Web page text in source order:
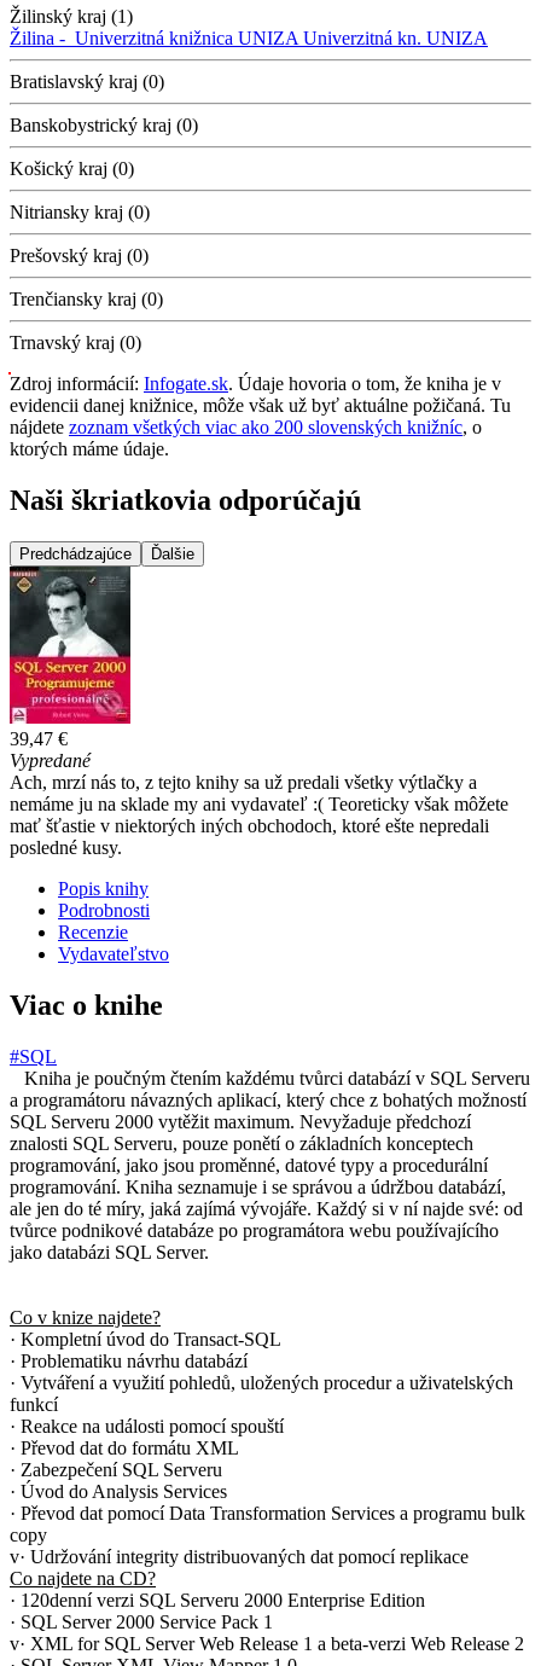
Žilinský kraj (1)
Žilina - Univerzitná knižnica UNIZA Univerzitná kn. UNIZA
Bratislavský kraj (0)
Banskobystrický kraj (0)
Košický kraj (0)
Nitriansky kraj (0)
Prešovský kraj (0)
Trenčiansky kraj (0)
Trnavský kraj (0)
Zdroj informácií: Infogate.sk. Údaje hovoria o tom, že kniha je v
evidencii danej knižnice, môže však už byť aktuálne požičaná. Tu
nájdete zoznam všetkých viac ako 200 slovenských knižníc, o
ktorých máme údaje.
Naši škriatkovia odporúčajú
Predchádzajúce Ďalšie
39,47 €
Vypredané
Ach, mrzí nás to, z tejto knihy sa už predali všetky výtlačky a
nemáme ju na sklade my ani vydavateľ :( Teoreticky však môžete
mať šťastie v niektorých iných obchodoch, ktoré ešte nepredali
posledné kusy.
Popis knihy
Podrobnosti
Recenzie
Vydavateľstvo
Viac o knihe
#SQL
Kniha je poučným čtením každému tvůrci databází v SQL Serveru
a programátoru návazných aplikací, který chce z bohatých možností
SQL Serveru 2000 vytěžit maximum. Nevyžaduje předchozí
znalosti SQL Serveru, pouze ponětí o základních konceptech
programování, jako jsou proměnné, datové typy a procedurální
programování. Kniha seznamuje i se správou a údržbou databází,
ale jen do té míry, jaká zajímá vývojáře. Každý si v ní najde své: od
tvůrce podnikové databáze po programátora webu používajícího
jako databázi SQL Server.
Co v knize najdete?
· Kompletní úvod do Transact-SQL
· Problematiku návrhu databází
· Vytváření a využití pohledů, uložených procedur a uživatelských
funkcí
· Reakce na události pomocí spouští
· Převod dat do formátu XML
· Zabezpečení SQL Serveru
· Úvod do Analysis Services
· Převod dat pomocí Data Transformation Services a programu bulk
copy
v· Udržování integrity distribuovaných dat pomocí replikace
Co najdete na CD?
· 120denní verzi SQL Serveru 2000 Enterprise Edition
· SQL Server 2000 Service Pack 1
v· XML for SQL Server Web Release 1 a beta-verzi Web Release 2